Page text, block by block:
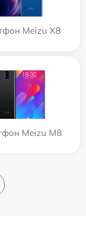
Meizu X8
Meizu M8